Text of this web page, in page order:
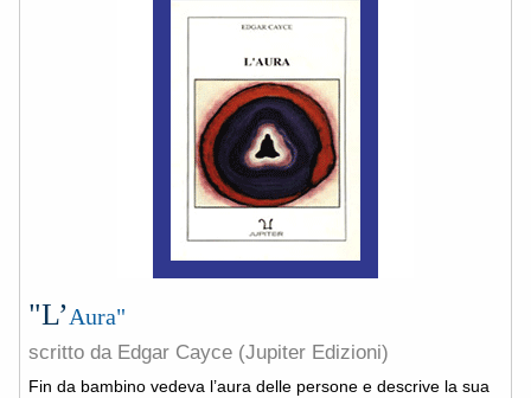
"L’Aura"
scritto da Edgar Cayce (Jupiter Edizioni)
Fin da bambino vedeva l’aura delle persone e descrive la sua